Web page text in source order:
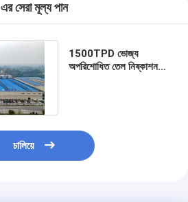
এর সেরা মূল্য পান
1500TPD ভোজ্য
অপরিশোধিত তেল নিষ্কাশন
চালিয়ে